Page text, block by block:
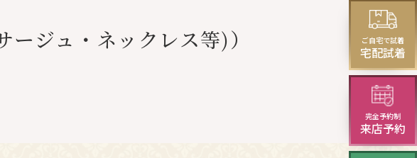
フォーマルドレス
演奏会・発表会・舞台用
華やかロングドレス・
れ
[来店]
試着・レンタルの流れ
セミオーダードレス
(セレクトプラン)
ージュ・ネックレス等)） ご自宅で試着
宅配試着
完全予約制
来店予約